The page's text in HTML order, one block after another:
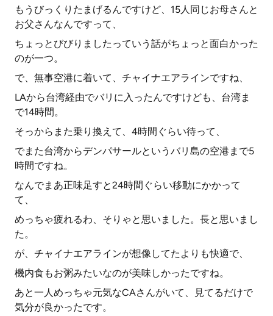
もうびっくりたまげるんですけど、15人同じお母さんと
お父さんなんですって、
ちょっとびびりましたっていう話がちょっと面白かった
のが一つ。
で、無事空港に着いて、チャイナエアラインですね、
LAから台湾経由でバリに入ったんですけども、台湾ま
で14時間。
そっからまた乗り換えて、4時間ぐらい待って、
でまた台湾からデンパサールというバリ島の空港まで5
時間ですね。
なんでまあ正味足すと24時間ぐらい移動にかかって
て、
めっちゃ疲れるわ、そりゃと思いました。長と思いまし
た。
が、チャイナエアラインが想像してたよりも快適で、
機内食もお粥みたいなのが美味しかったですね。
あと一人めっちゃ元気なCAさんがいて、見てるだけで
気分が良かったです。